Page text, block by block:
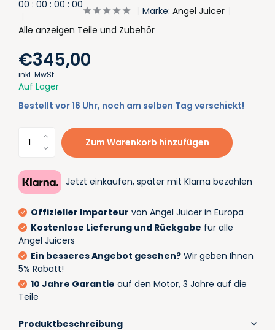
00 : 00 : 00 : 00
Marke: Angel Juicer
Alle anzeigen Teile und Zubehör
€345,00
inkl. MwSt.
Auf Lager
Bestellt vor 16 Uhr, noch am selben Tag verschickt!
Zum Warenkorb hinzufügen
Jetzt einkaufen, später mit Klarna bezahlen
Offizieller Importeur von Angel Juicer in Europa
Kostenlose Lieferung und Rückgabe für alle
Angel Juicers
Ein besseres Angebot gesehen? Wir geben Ihnen
5% Rabatt!
10 Jahre Garantie auf den Motor, 3 Jahre auf die
Teile
Produktbeschreibung